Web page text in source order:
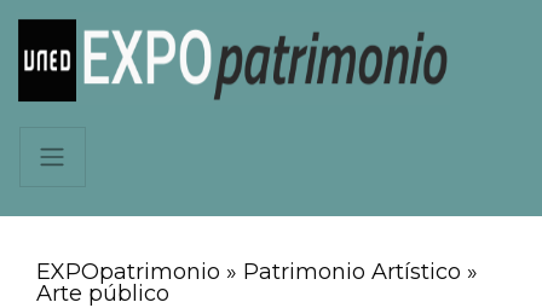
EXPOpatrimonio » Patrimonio Artístico »
Arte público